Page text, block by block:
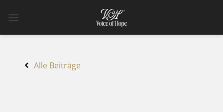
Inhalt
Alle Beiträge